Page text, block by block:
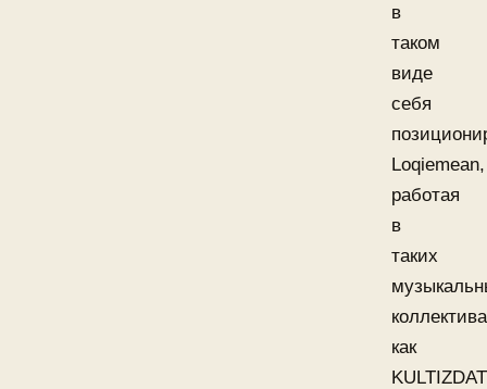
в
таком
виде
себя
Loqiemean,
работая
в
таких
как
KULTIZDAT